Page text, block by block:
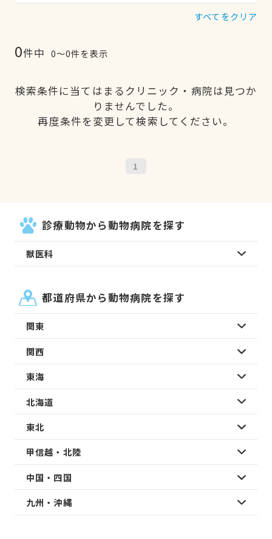
すべてをクリア
0件中 0〜0件を表示
検索条件に当てはまるクリニック・病院は見つか
りませんでした。
再度条件を変更して検索してください。
1
診療動物から動物病院を探す
獣医科
都道府県から動物病院を探す
関東
関西
東海
北海道
東北
甲信越・北陸
中国・四国
九州・沖縄